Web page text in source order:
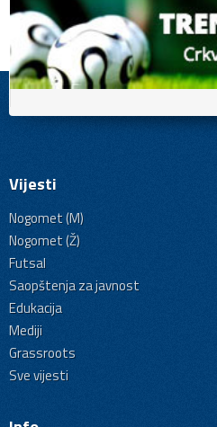
Vijesti
Nogomet (M)
Nogomet (Ž)
Futsal
Saopštenja za javnost
Edukacija
Mediji
Grassroots
Sve vijesti